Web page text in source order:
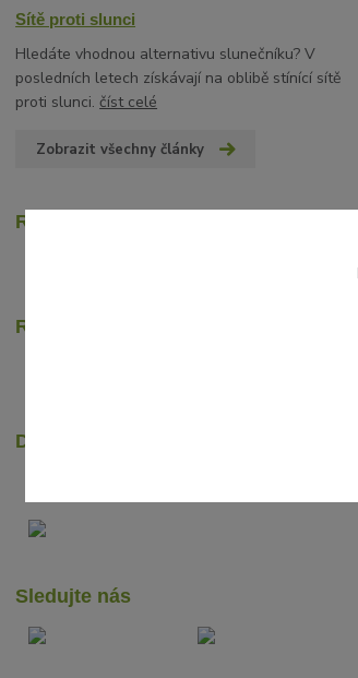
Sítě proti slunci
Hledáte vhodnou alternativu slunečníku? V
posledních letech získávají na oblibě stínící sítě
proti slunci.číst celé
Zobrazit všechny články
Recenze zákazníků
Rychlé online platby
Dopravci
Sledujte nás